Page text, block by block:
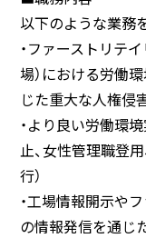
以下のような業務
・ファーストリテ
場）における労働
じた重大な人権侵
・より良い労働環
止、女性管理職登
行）
・工場情報開示や
の情報発信を通じ